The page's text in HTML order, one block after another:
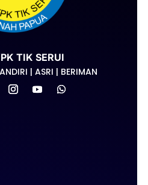
TIK SERUI
| ASRI | BERIMAN